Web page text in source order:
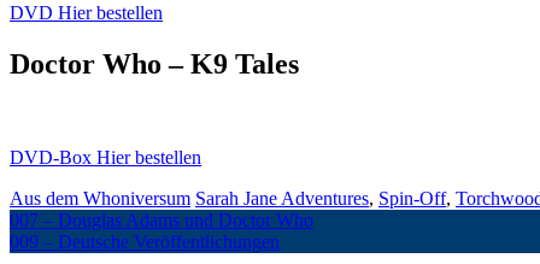
DVD Hier bestellen
Doctor Who – K9 Tales
DVD-Box Hier bestellen
Aus dem Whoniversum Sarah Jane Adventures, Spin-Off,
007 – Douglas Adams und Doctor Who
009 – Deutsche Veröffentlichungen